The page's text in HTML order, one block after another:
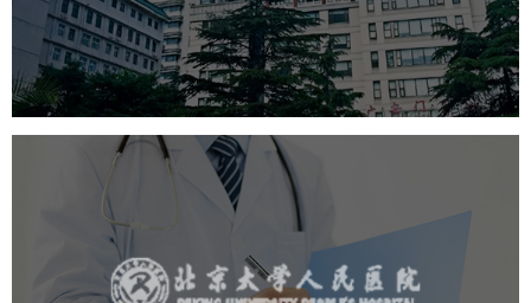
医药医疗 医院 医院网站建设
互联网医院
品牌官网
网站建设 网页设计
北京大学人民医院